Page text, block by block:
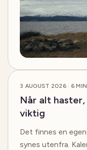
3 AUGUST 2026· 6
Når alt
viktig
Det finnes en
synes utenfra.